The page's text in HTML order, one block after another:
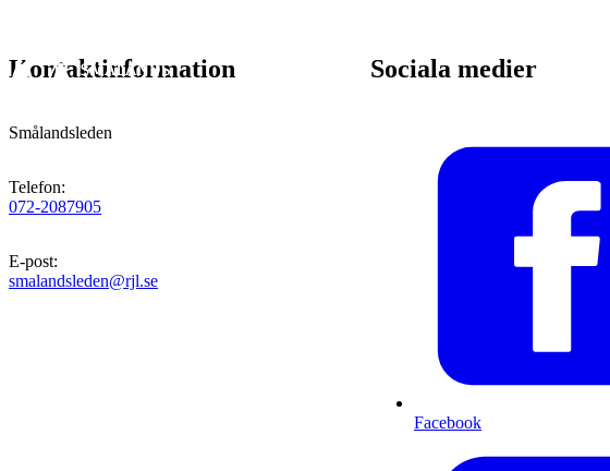
Kontaktinformation
Smålandsleden
Telefon:
072-2087905
E-post:
smalandsleden@rjl.se
Sociala medier
Facebook